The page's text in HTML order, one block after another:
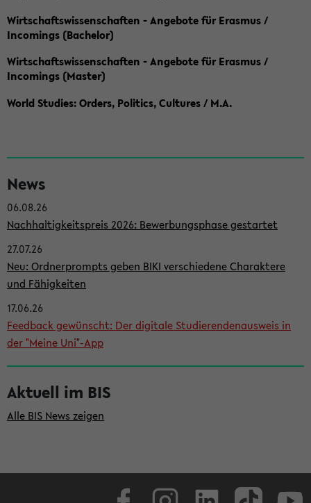
Wirtschaftswissenschaften - Angebote für Erasmus /
Incomings (Bachelor)
Wirtschaftswissenschaften - Angebote für Erasmus /
Incomings (Master)
World Studies: Orders, Politics, Cultures / M.A.
e
i
t
e
n
l
e
i
s
t
e
News
06.08.26
Nachhaltigkeitspreis 2026: Bewerbungsphase gestartet
27.07.26
Neu: Ordnerprompts geben BIKI verschiedene Charaktere
und Fähigkeiten
17.06.26
Feedback gewünscht: Der digitale Studierendenausweis in
der "Meine Uni"-App
Aktuell im BIS
Alle BIS News zeigen